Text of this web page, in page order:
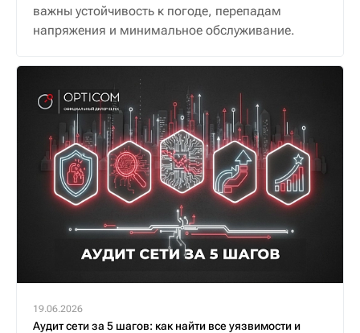
важны устойчивость к погоде, перепадам
напряжения и минимальное обслуживание.
19.06.2026
Аудит сети за 5 шагов: как найти все уязвимости и